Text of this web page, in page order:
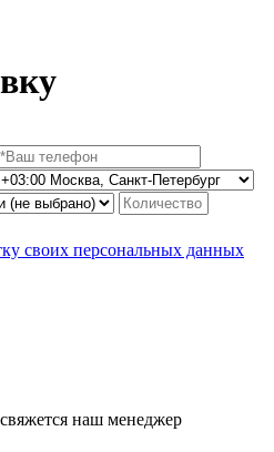
своих персональных данных
наш менеджер